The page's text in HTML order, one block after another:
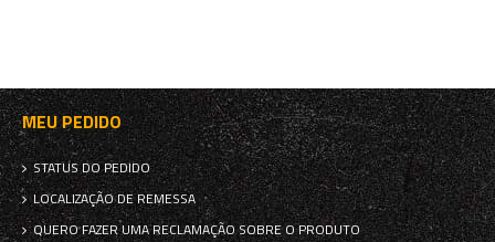
MEU PEDIDO
STATUS DO PEDIDO
LOCALIZAÇÃO DE REMESSA
QUERO FAZER UMA RECLAMAÇÃO SOBRE O PRODUTO